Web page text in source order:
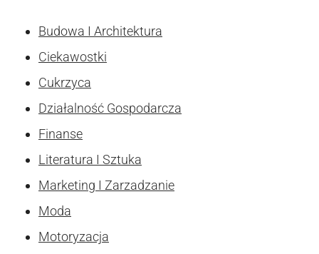
Budowa I Architektura
Ciekawostki
Cukrzyca
Działalność Gospodarcza
Finanse
Literatura I Sztuka
Marketing I Zarzadzanie
Moda
Motoryzacja